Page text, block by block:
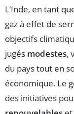
L’Inde, en tant
gaz à effet de
objectifs
jugés modestes,
du pays tout en
économique. Le
des initiatives